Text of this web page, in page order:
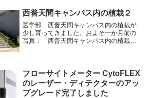
す。 ご使用の皆様には...
西普天間キャンパス内の植栽２
医学部 西普天間キャンパス内の植栽が
少し育ってきました。およそ一か月前の
写真： 西普天間キャンパス内の植栽
フローサイトメーター CytoFLEX
のレーザー・ディテクターのアッ
プグレード完了しました